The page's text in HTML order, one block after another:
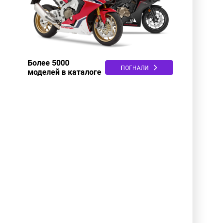
Более 5000
моделей в каталоге
ПОГНАЛИ